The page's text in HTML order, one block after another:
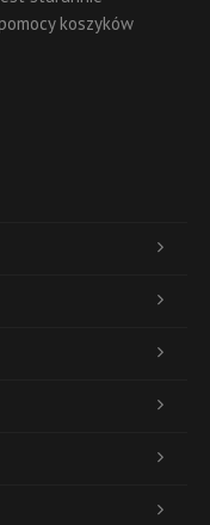
koszyków